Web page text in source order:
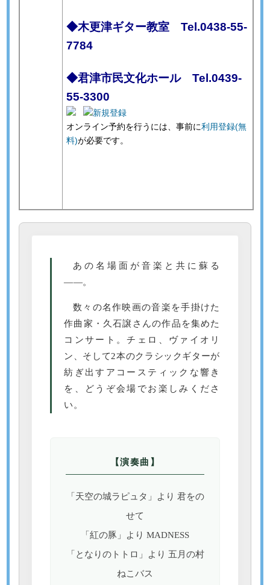
◆木更津ギター教室 Tel.0438-55-
7784
◆君津市民文化ホール Tel.0439-
55-3300
オンライン予約を行うには、事前に利用登録(無
料)が必要です。
あの名場面が音楽と共に蘇る
――。
数々の名作映画の音楽を手掛けた
作曲家・久石譲さんの作品を集めた
コンサート。チェロ、ヴァイオリ
ン、そして2本のクラシックギターが
紡ぎ出すアコースティックな響き
を、どうぞ会場でお楽しみくださ
い。
【演奏曲】
「天空の城ラピュタ」より 君をの
せて
「紅の豚」より MADNESS
「となりのトトロ」より 五月の村
ねこバス